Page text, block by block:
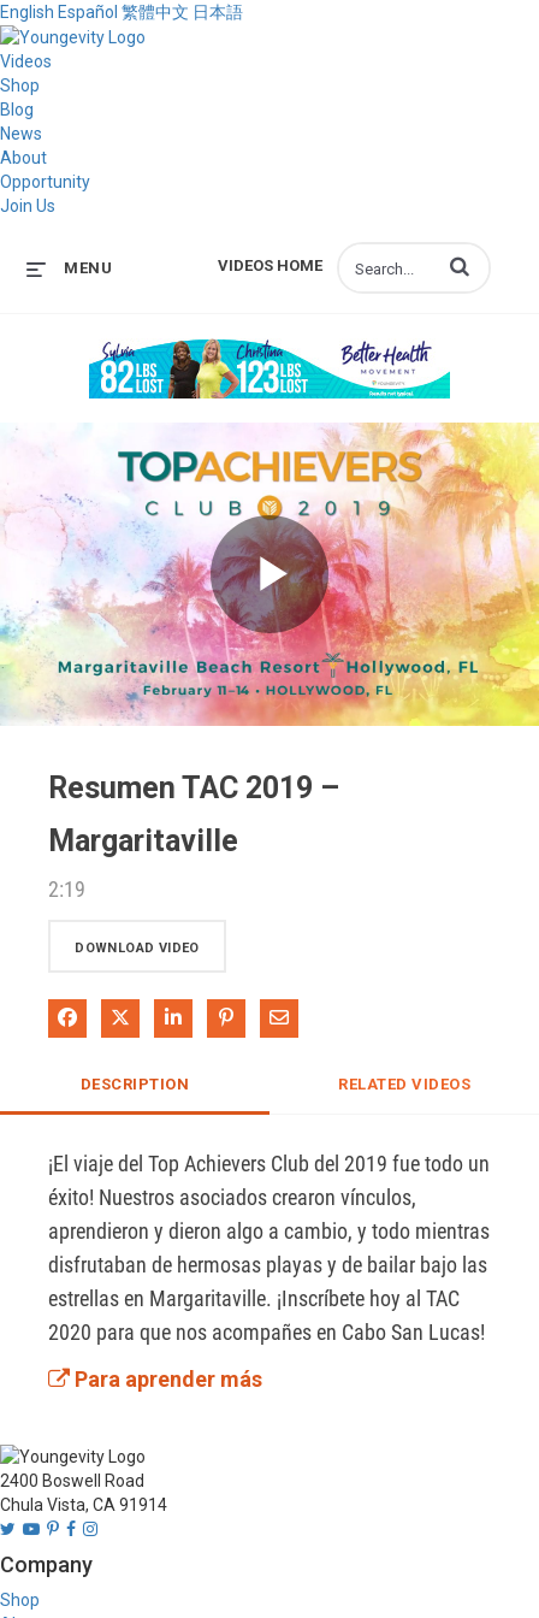
English Español 繁體中文 日本語
Videos
Shop
Blog
News
About
Opportunity
Join Us
VIDEOS HOME
MENU Enter terms to
Play
Resumen TAC 2019 –
Margaritaville
2:19
DOWNLOAD VIDEO
Share on Facebook
Share on XShare on LinkedIn
Pin on Pinterest
Share via Email
DESCRIPTION RELATED VIDEOS
¡El viaje del Top Achievers Club del 2019 fue todo un
éxito! Nuestros asociados crearon vínculos,
aprendieron y dieron algo a cambio, y todo mientras
disfrutaban de hermosas playas y de bailar bajo las
estrellas en Margaritaville. ¡Inscríbete hoy al TAC
2020 para que nos acompañes en Cabo San Lucas!
Para aprender más
2400 Boswell Road
Chula Vista, CA 91914
Company
Shop